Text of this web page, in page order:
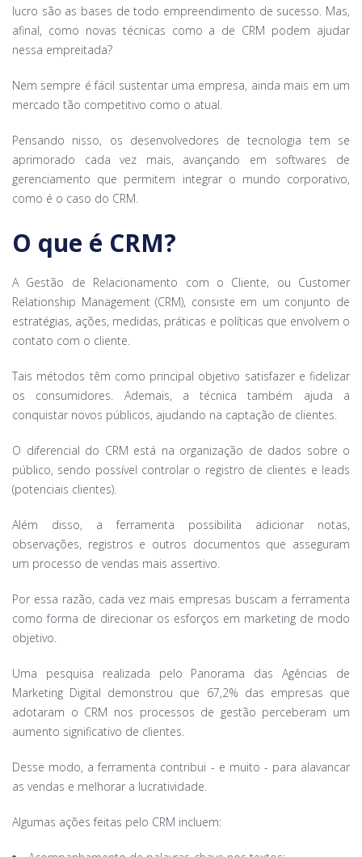
lucro são as bases de todo empreendimento de sucesso. Mas,
afinal, como novas técnicas como a de CRM podem ajudar
nessa empreitada?
Nem sempre é fácil sustentar uma empresa, ainda mais em um
mercado tão competitivo como o atual.
Pensando nisso, os desenvolvedores de tecnologia tem se
aprimorado cada vez mais, avançando em softwares de
gerenciamento que permitem integrar o mundo corporativo,
como é o caso do CRM.
O que é CRM?
A Gestão de Relacionamento com o Cliente, ou Customer
Relationship Management (CRM), consiste em um conjunto de
estratégias, ações, medidas, práticas e políticas que envolvem o
contato com o cliente.
Tais métodos têm como principal objetivo satisfazer e fidelizar
os consumidores. Ademais, a técnica também ajuda a
conquistar novos públicos, ajudando na captação de clientes.
O diferencial do CRM está na organização de dados sobre o
público, sendo possível controlar o registro de clientes e leads
(potenciais clientes).
Além disso, a ferramenta possibilita adicionar notas,
observações, registros e outros documentos que asseguram
um processo de vendas mais assertivo.
Por essa razão, cada vez mais empresas buscam a ferramenta
como forma de direcionar os esforços em marketing de modo
objetivo.
Uma pesquisa realizada pelo Panorama das Agências de
Marketing Digital demonstrou que 67,2% das empresas que
adotaram o CRM nos processos de gestão perceberam um
aumento significativo de clientes.
Desse modo, a ferramenta contribui - e muito - para alavancar
as vendas e melhorar a lucratividade.
Algumas ações feitas pelo CRM incluem: